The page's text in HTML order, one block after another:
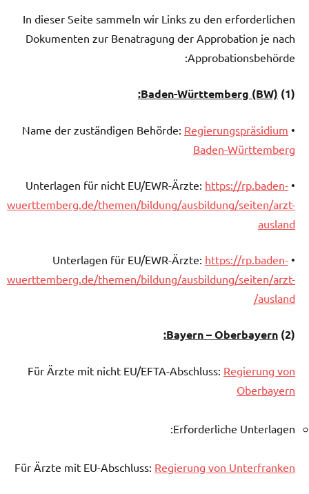
In dieser Seite sammeln wir Links zu den erforderlichen
Dokumenten zur Benatragung der Approbation je nach
Approbationsbehörde:
(1)
Baden-Württemberg (BW):
• Name der zuständigen Behörde:
Regierungspräsidium
Baden-Württemberg
• Unterlagen für nicht EU/EWR-Ärzte:
https://rp.baden-
wuerttemberg.de/themen/bildung/ausbildung/seiten/arzt-
ausland
• Unterlagen für EU/EWR-Ärzte:
https://rp.baden-
wuerttemberg.de/themen/bildung/ausbildung/seiten/arzt-
ausland/
(2)
Bayern – Oberbayern:
Für Ärzte mit nicht EU/EFTA-Abschluss: Regierung von
Oberbayern
Erforderliche Unterlagen:
Für Ärzte mit EU-Abschluss: Regierung von Unterfranken